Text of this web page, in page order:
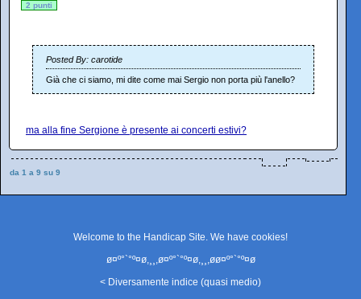
2 punti
Posted By: carotide
Già che ci siamo, mi dite come mai Sergio non porta più l'anello?
ma alla fine Sergione è presente ai concerti estivi?
da 1 a 9 su 9
Welcome to the Handicap Site. We have cookies!
ø¤º°`°º¤ø,¸¸,ø¤º°`°º¤ø,¸¸,øø¤º°`°º¤ø
< Diversamente indice (quasi medio)